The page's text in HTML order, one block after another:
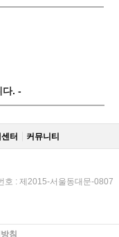
다. -
터 커뮤니티
호 : 제2015-서울동대문-0807
침